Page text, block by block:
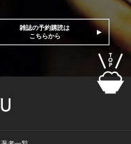
雑誌の予約購読は
こちらから